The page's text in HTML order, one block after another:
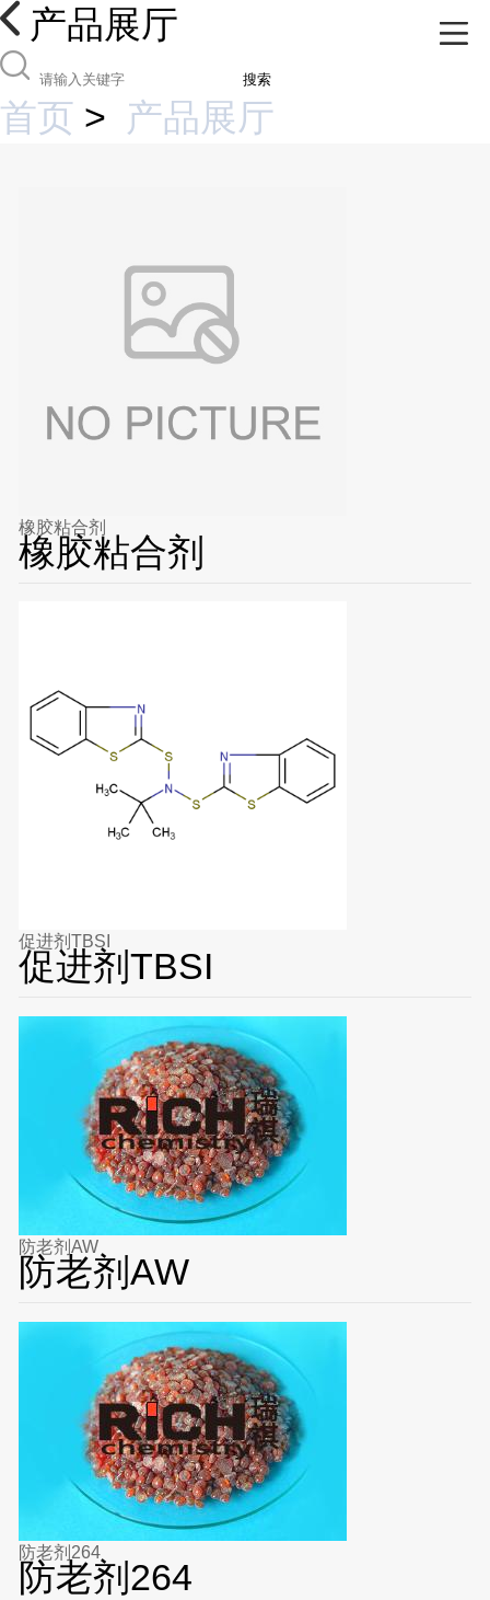
产品展厅
搜索
首页 > 产品展厅
橡胶粘合剂
橡胶粘合剂
促进剂TBSI
促进剂TBSI
防老剂AW
防老剂AW
防老剂264
防老剂264